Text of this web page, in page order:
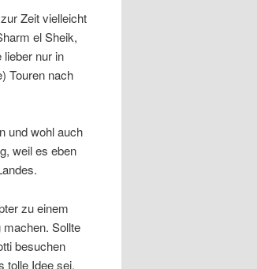
Zeit vielleicht
el Sheik,
lieber nur in
Touren nach
und wohl auch
weil es eben
zu einem
Sollte
besuchen
tolle Idee sei.